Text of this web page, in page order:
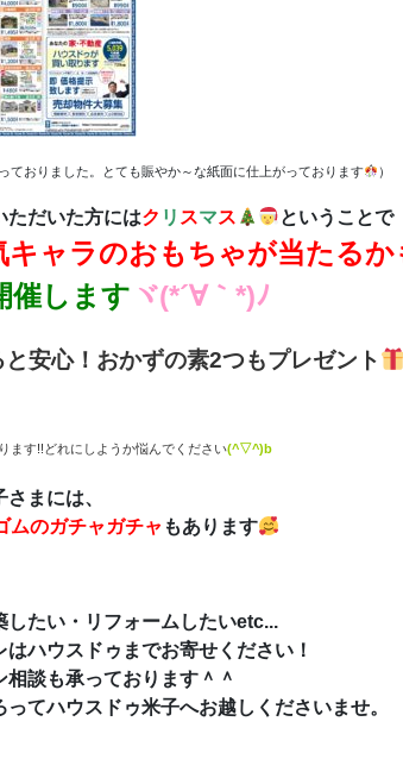
ておりました。とても賑やか～な紙面に仕上がっております ）
ただいた方にはク リ スマス ということで
キャラのおもちゃが当たる
催します ヾ(*´∀｀*)ﾉ
安心！おかずの素2つもプレゼント
す!!どれにしようか悩んでください(^▽^)b
まには、
ムのガチャガチャ もあります
したい・リフォームしたいetc...
ハウスドゥまでお寄せください！
談も承っております＾＾
てハウスドゥ米子へお越しくださいませ。